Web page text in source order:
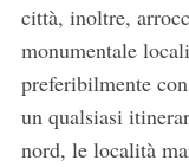
città, inoltre,
monumentale
preferibilmente
un qualsiasi
nord, le località
C
e